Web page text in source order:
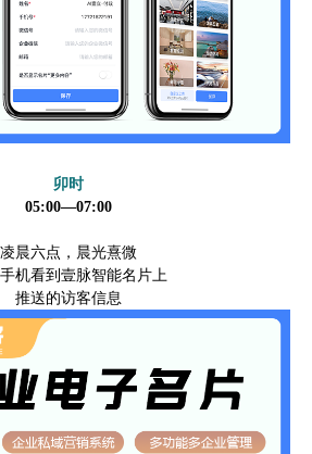
卯时
05:00—07:00
凌晨六点，晨光熹微
机看到壹脉智能名片上
推送的访客信息